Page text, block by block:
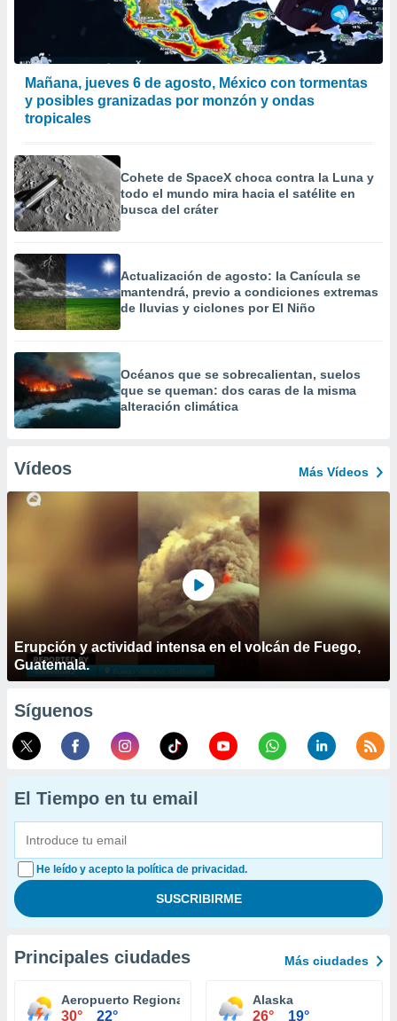
Mañana, jueves 6 de agosto, México con tormentas
y posibles granizadas por monzón y ondas
tropicales
Cohete de SpaceX choca contra la Luna y
todo el mundo mira hacia el satélite en
busca del cráter
Actualización de agosto: la Canícula se
mantendrá, previo a condiciones extremas
de lluvias y ciclones por El Niño
Océanos que se sobrecalientan, suelos
que se queman: dos caras de la misma
alteración climática
Vídeos Más Vídeos
Erupción y actividad intensa en el volcán de Fuego,
Guatemala.
Síguenos
El Tiempo en tu email
He leído y acepto la política de privacidad.
Principales ciudades Más ciudades
Aeropuerto Regional Williamsport
30° 22°
Alaska
26° 19°